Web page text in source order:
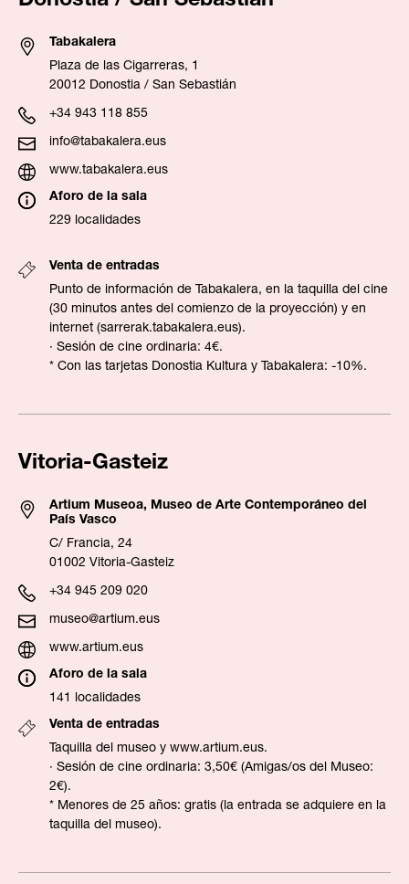
Tabakalera
Plaza de las Cigarreras, 1
20012 Donostia / San Sebastián
+34 943 118 855
info@tabakalera.eus
www.tabakalera.eus
Aforo de la sala
229 localidades
Venta de entradas
Punto de información de Tabakalera, en la taquilla del cine
(30 minutos antes del comienzo de la proyección) y en
internet (sarrerak.tabakalera.eus).
· Sesión de cine ordinaria: 4€.
* Con las tarjetas Donostia Kultura y Tabakalera: -10%.
Vitoria-Gasteiz
Artium Museoa, Museo de Arte Contemporáneo del
País Vasco
C/ Francia, 24
01002 Vitoria-Gasteiz
+34 945 209 020
museo@artium.eus
www.artium.eus
Aforo de la sala
141 localidades
Venta de entradas
Taquilla del museo y www.artium.eus.
· Sesión de cine ordinaria: 3,50€ (Amigas/os del Museo:
2€).
* Menores de 25 años: gratis (la entrada se adquiere en la
taquilla del museo).